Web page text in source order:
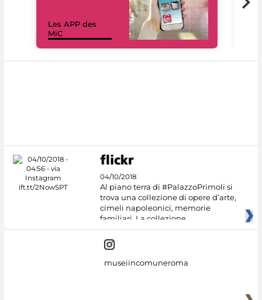
Les APP des
MiC
04/10/2018
Al piano terra di #PalazzoPrimoli si
trova una collezione di opere d’arte,
cimeli napoleonici, memorie
familiari. La collezione
museiincomuneroma